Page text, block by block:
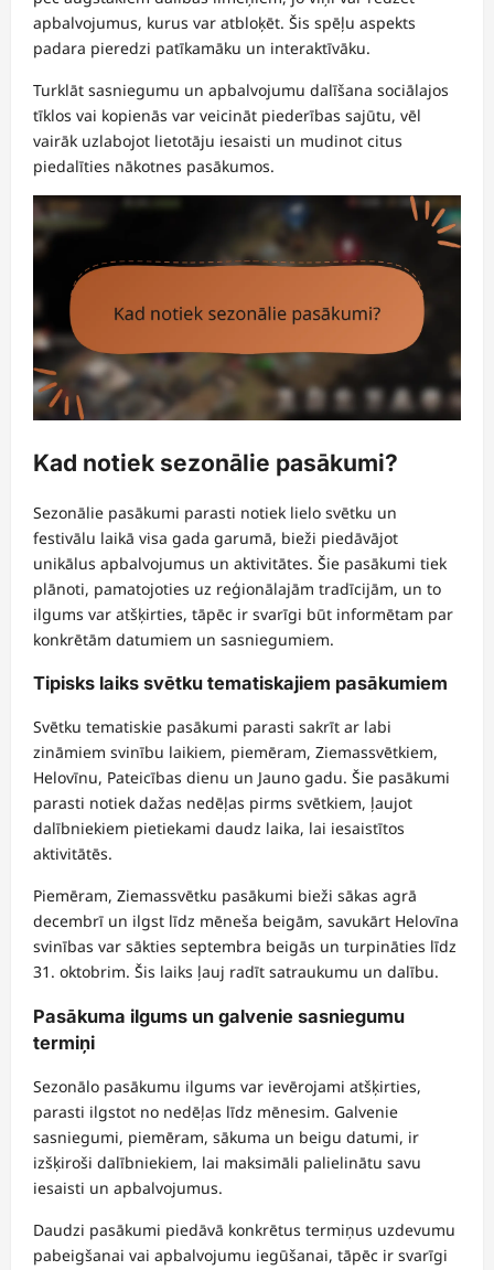
apbalvojumus, kurus var atbloķēt. Šis spēļu aspekts
padara pieredzi patīkamāku un interaktīvāku.
Turklāt sasniegumu un apbalvojumu dalīšana sociālajos
tīklos vai kopienās var veicināt piederības sajūtu, vēl
vairāk uzlabojot lietotāju iesaisti un mudinot citus
piedalīties nākotnes pasākumos.
Kad notiek sezonālie pasākumi?
Sezonālie pasākumi parasti notiek lielo svētku un
festivālu laikā visa gada garumā, bieži piedāvājot
unikālus apbalvojumus un aktivitātes. Šie pasākumi tiek
plānoti, pamatojoties uz reģionālajām tradīcijām, un to
ilgums var atšķirties, tāpēc ir svarīgi būt informētam par
konkrētām datumiem un sasniegumiem.
Tipisks laiks svētku tematiskajiem pasākumiem
Svētku tematiskie pasākumi parasti sakrīt ar labi
zināmiem svinību laikiem, piemēram, Ziemassvētkiem,
Helovīnu, Pateicības dienu un Jauno gadu. Šie pasākumi
parasti notiek dažas nedēļas pirms svētkiem, ļaujot
dalībniekiem pietiekami daudz laika, lai iesaistītos
aktivitātēs.
Piemēram, Ziemassvētku pasākumi bieži sākas agrā
decembrī un ilgst līdz mēneša beigām, savukārt Helovīna
svinības var sākties septembra beigās un turpināties līdz
31. oktobrim. Šis laiks ļauj radīt satraukumu un dalību.
Pasākuma ilgums un galvenie sasniegumu
termiņi
Sezonālo pasākumu ilgums var ievērojami atšķirties,
parasti ilgstot no nedēļas līdz mēnesim. Galvenie
sasniegumi, piemēram, sākuma un beigu datumi, ir
izšķiroši dalībniekiem, lai maksimāli palielinātu savu
iesaisti un apbalvojumus.
Daudzi pasākumi piedāvā konkrētus termiņus uzdevumu
pabeigšanai vai apbalvojumu iegūšanai, tāpēc ir svarīgi